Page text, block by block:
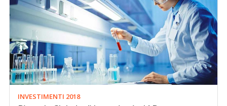
INVESTIMENTI 2018